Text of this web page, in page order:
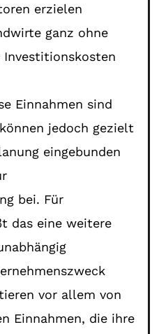
erzielen
ganz ohne
Investitionskosten
Einnahmen sind
jedoch gezielt
eingebunden
bei. Für
das eine weitere
vor allem von
Einnahmen, die ihre